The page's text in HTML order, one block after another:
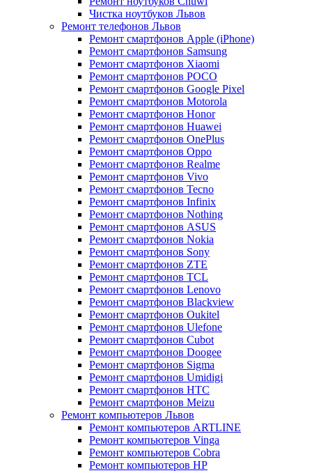
Чистка ноутбуков Львов
Ремонт телефонов Львов
Ремонт смартфонов Apple (iPhone)
Ремонт смартфонов Samsung
Ремонт смартфонов Xiaomi
Ремонт смартфонов POCO
Ремонт смартфонов Google Pixel
Ремонт смартфонов Motorola
Ремонт смартфонов Honor
Ремонт смартфонов Huawei
Ремонт смартфонов OnePlus
Ремонт смартфонов Oppo
Ремонт смартфонов Realme
Ремонт смартфонов Vivo
Ремонт смартфонов Tecno
Ремонт смартфонов Infinix
Ремонт смартфонов Nothing
Ремонт смартфонов ASUS
Ремонт смартфонов Nokia
Ремонт смартфонов Sony
Ремонт смартфонов ZTE
Ремонт смартфонов TCL
Ремонт смартфонов Lenovo
Ремонт смартфонов Blackview
Ремонт смартфонов Oukitel
Ремонт смартфонов Ulefone
Ремонт смартфонов Cubot
Ремонт смартфонов Doogee
Ремонт смартфонов Sigma
Ремонт смартфонов Umidigi
Ремонт смартфонов HTC
Ремонт смартфонов Meizu
Ремонт компьютеров Львов
Ремонт компьютеров ARTLINE
Ремонт компьютеров Vinga
Ремонт компьютеров Cobra
Ремонт компьютеров HP